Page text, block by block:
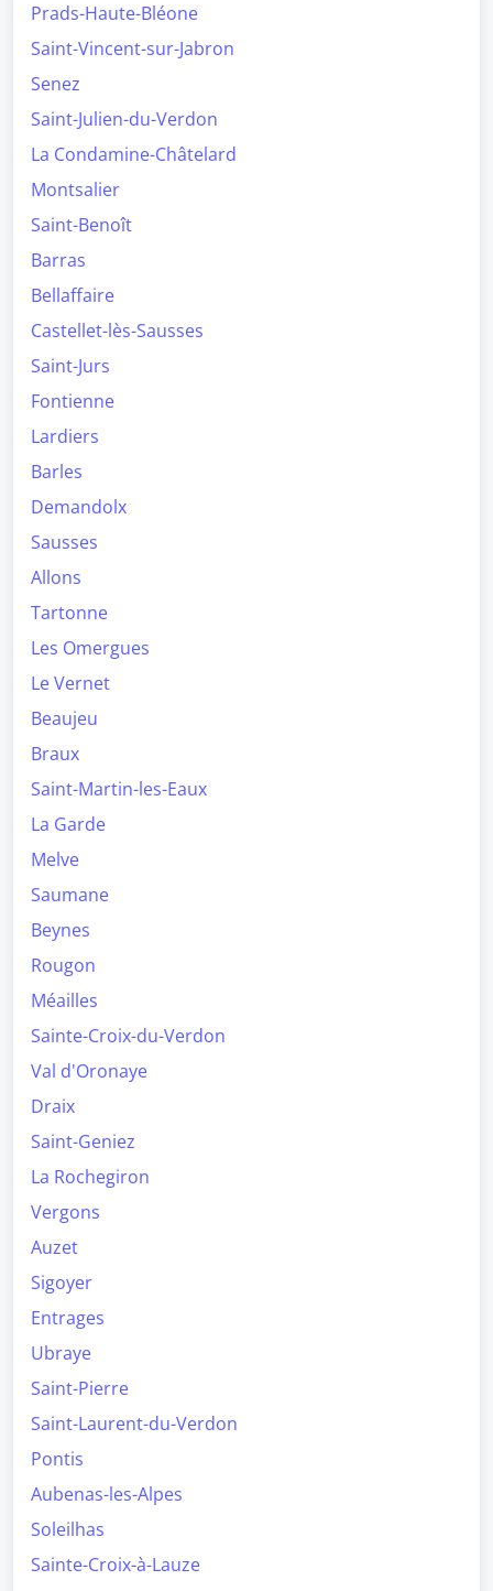
Prads-Haute-Bléone
Saint-Vincent-sur-Jabron
Senez
Saint-Julien-du-Verdon
La Condamine-Châtelard
Montsalier
Saint-Benoît
Barras
Bellaffaire
Castellet-lès-Sausses
Saint-Jurs
Fontienne
Lardiers
Barles
Demandolx
Sausses
Allons
Tartonne
Les Omergues
Le Vernet
Beaujeu
Braux
Saint-Martin-les-Eaux
La Garde
Melve
Saumane
Beynes
Rougon
Méailles
Sainte-Croix-du-Verdon
Val d'Oronaye
Draix
Saint-Geniez
La Rochegiron
Vergons
Auzet
Sigoyer
Entrages
Ubraye
Saint-Pierre
Saint-Laurent-du-Verdon
Pontis
Aubenas-les-Alpes
Soleilhas
Sainte-Croix-à-Lauze